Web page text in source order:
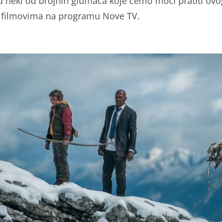
na programu Nove TV.